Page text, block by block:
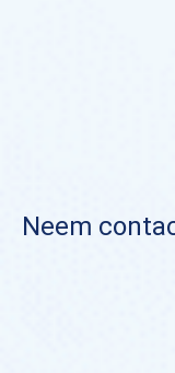
Neem